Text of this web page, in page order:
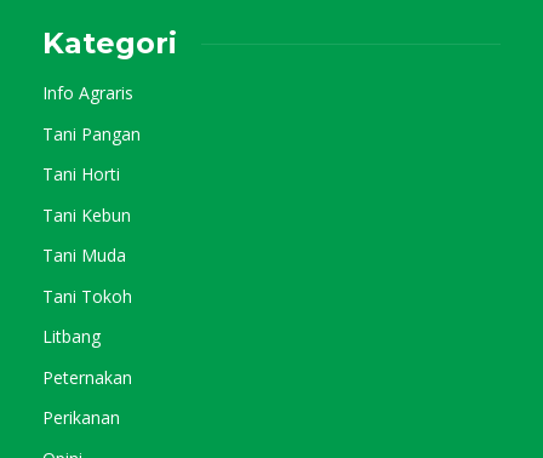
Kategori
Info Agraris
Tani Pangan
Tani Horti
Tani Kebun
Tani Muda
Tani Tokoh
Litbang
Peternakan
Perikanan